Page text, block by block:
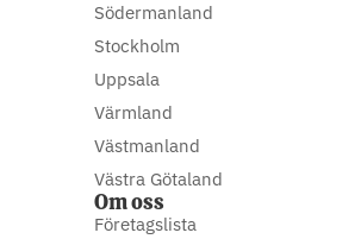
Södermanland
Stockholm
Uppsala
Värmland
Västmanland
Västra Götaland
Om oss
Företagslista